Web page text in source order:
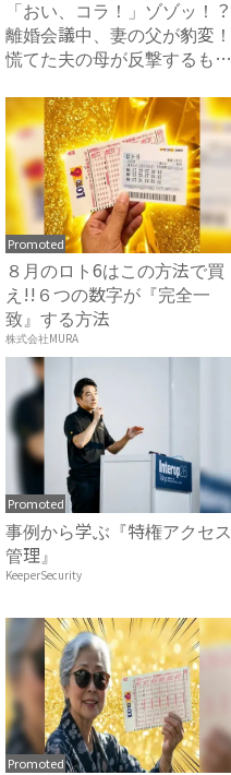
「おい、コラ！」ゾゾッ！？
離婚会議中、妻の父が豹変！
慌てた夫の母が反撃するも修
Promoted
８月のロト6はこの方法で買
え!!６つの数字が『完全一
致』する方法
株式会社MURA
Promoted
事例から学ぶ『特権アクセス
管理』
KeeperSecurity
Promoted